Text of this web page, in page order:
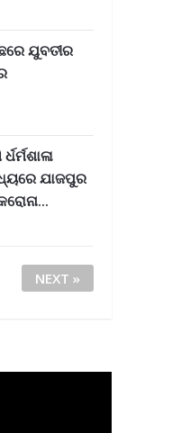
ଯୁବତୀର
ଯାଜପୁର
NEXT »